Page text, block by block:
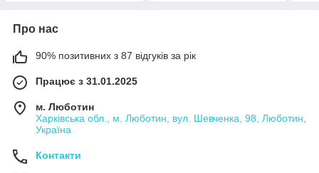
Про нас
90% позитивних з 87 відгуків за рік
Працює з 31.01.2025
м. Люботин
Харківська обл., м. Люботин, вул. Шевченка, 98, Люботин,
Україна
Контакти